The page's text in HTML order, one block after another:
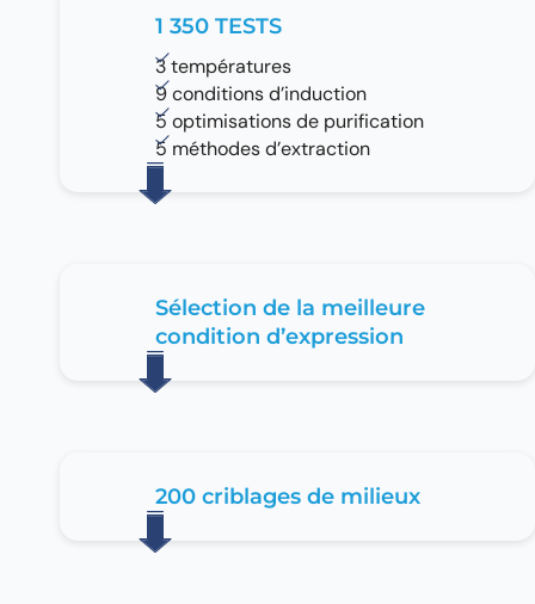
1 350 TESTS
3 températures
9 conditions d’induction
5 optimisations de purification
5 méthodes d’extraction
Sélection de la meilleure
condition d’expression
200 criblages de milieux